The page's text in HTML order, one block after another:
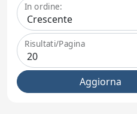
In ordine:
Risultati/Pagina